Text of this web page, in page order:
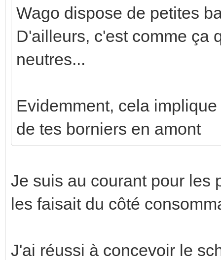
Wago dispose de petites
D'ailleurs, c'est comme ça
neutres...
Evidemment, cela
de tes borniers en amont
Je suis au courant pour les
les faisait du côté
J'ai réussi à concevoir le